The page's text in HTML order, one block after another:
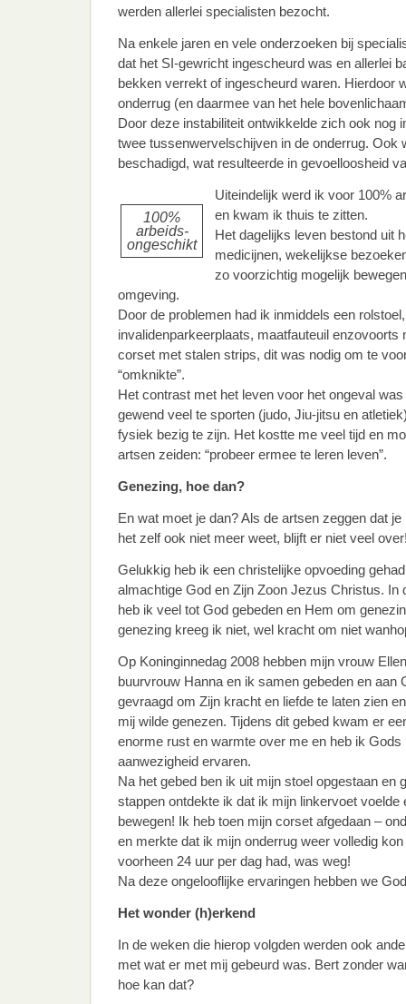
werden allerlei specialisten bezocht.
Na enkele jaren en vele onderzoeken bij
dat het SI-gewricht ingescheurd was en allerlei
bekken verrekt of ingescheurd waren. Hierdoor
onderrug (en daarmee van het hele
Door deze instabiliteit ontwikkelde zich ook nog
twee tussenwervelschijven in de onderrug. Ook
beschadigd, wat resulteerde in gevoelloosheid
100%
arbeids-
ongeschikt
Uiteindelijk werd ik voor 100%
en kwam ik thuis te zitten.
Het dagelijks leven bestond uit
medicijnen, wekelijkse
zo voorzichtig mogelijk
omgeving.
Door de problemen had ik inmiddels een
invalidenparkeerplaats, maatfauteuil enzovoorts
corset met stalen strips, dit was nodig om te
“omknikte”.
Het contrast met het leven voor het ongeval
gewend veel te sporten (judo, Jiu-jitsu en
fysiek bezig te zijn. Het kostte me veel tijd en
artsen zeiden: “probeer ermee te leren leven”.
Genezing, hoe dan?
En wat moet je dan? Als de artsen zeggen dat
het zelf ook niet meer weet, blijft er niet veel
Gelukkig heb ik een christelijke opvoeding
almachtige God en Zijn Zoon Jezus Christus. In
heb ik veel tot God gebeden en Hem om
genezing kreeg ik niet, wel kracht om niet
Op Koninginnedag 2008 hebben mijn vrouw
buurvrouw Hanna en ik samen gebeden en aan
gevraagd om Zijn kracht en liefde te laten zien
mij wilde genezen. Tijdens dit gebed kwam er
enorme rust en warmte over me en heb ik Gods
aanwezigheid ervaren.
Na het gebed ben ik uit mijn stoel opgestaan en
stappen ontdekte ik dat ik mijn linkervoet voelde
bewegen! Ik heb toen mijn corset afgedaan –
en merkte dat ik mijn onderrug weer volledig
voorheen 24 uur per dag had, was weg!
Na deze ongelooflijke ervaringen hebben we
Het wonder (h)erkend
In de weken die hierop volgden werden ook
met wat er met mij gebeurd was. Bert zonder
hoe kan dat?